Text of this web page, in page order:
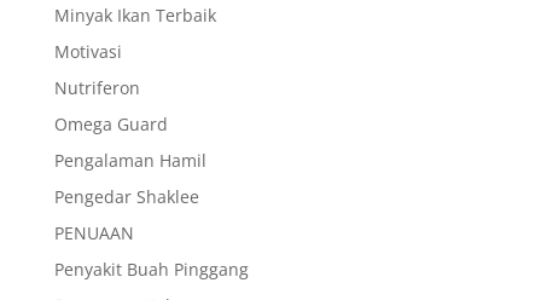
Minyak Ikan Terbaik
Motivasi
Nutriferon
Omega Guard
Pengalaman Hamil
Pengedar Shaklee
PENUAAN
Penyakit Buah Pinggang